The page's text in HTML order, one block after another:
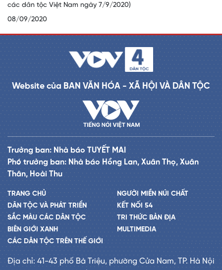
các dân tộc Việt Nam ngày 7/9/2020)
08/09/2020
Website của BAN VĂN HÓA - XÃ HỘI VÀ DÂN TỘC
Trưởng ban: Nhà báo TUYẾT MAI
Phó trưởng ban: Nhà báo Hồng Lan, Xuân Thọ, Xuân
Thân, Hoài Thu
TRANG CHỦ
DÂN TỘC VÀ PHÁT TRIỂN
SẮC MÀU CÁC DÂN TỘC
BIÊN GIỚI XANH
CÁC DÂN TỘC TRÊN THẾ GIỚI
NGƯỜI MIỀN NÚI CHẤT
KẾT NỐI 54
TRI THỨC BẢN ĐỊA
MULTIMEDIA
Địa chỉ: 41-43 phố Bà Triệu, phường Cửa Nam, TP. Hà Nội